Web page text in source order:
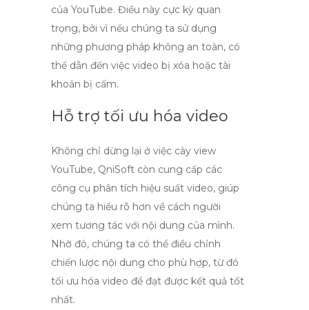
của YouTube. Điều này cực kỳ quan
trọng, bởi vì nếu chúng ta sử dụng
những phương pháp không an toàn, có
thể dẫn đến việc video bị xóa hoặc tài
khoản bị cấm.
Hỗ trợ tối ưu hóa video
Không chỉ dừng lại ở việc cày view
YouTube, QniSoft còn cung cấp các
công cụ phân tích hiệu suất video, giúp
chúng ta hiểu rõ hơn về cách người
xem tương tác với nội dung của mình.
Nhờ đó, chúng ta có thể điều chỉnh
chiến lược nội dung cho phù hợp, từ đó
tối ưu hóa video để đạt được kết quả tốt
nhất.